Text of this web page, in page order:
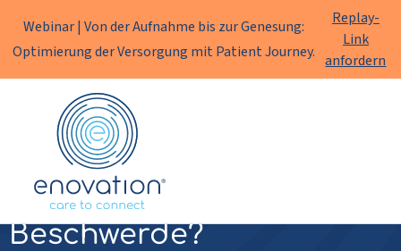
Webinar | Von der Aufnahme bis zur Genesung:
Optimierung der Versorgung mit Patient Journey.
Replay-
Link
anfordern
Enovation
Haben Sie eine
Beschwerde?